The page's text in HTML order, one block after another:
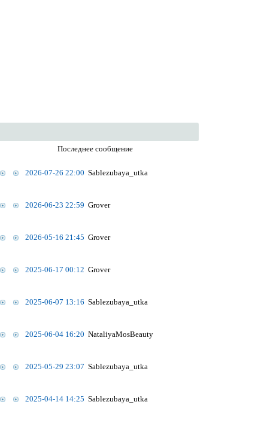
Последнее сообщение
2026-07-26 22:00 Sablezubaya_utka
2026-06-23 22:59 Grover
2026-05-16 21:45 Grover
2025-06-17 00:12 Grover
2025-06-07 13:16 Sablezubaya_utka
2025-06-04 16:20 NataliyaMosBeauty
2025-05-29 23:07 Sablezubaya_utka
2025-04-14 14:25 Sablezubaya_utka